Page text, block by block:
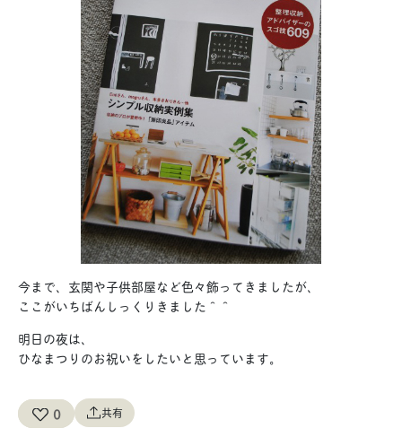
今まで、玄関や子供部屋など色々飾ってきましたが、
ここがいちばんしっくりきました＾＾
明日の夜は、
ひなまつりのお祝いをしたいと思っています。
0 共有